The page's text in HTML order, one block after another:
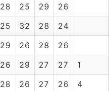
28 25 29
26
25 32 28
24
29 26 28
26
26 29 27 27
1
28 26 27 26
4